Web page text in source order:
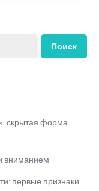
Поиск
скрытая форма
вниманием
первые признаки